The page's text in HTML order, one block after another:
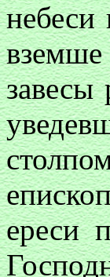
завесы
ереси